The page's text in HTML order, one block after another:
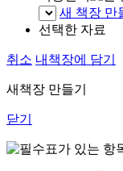
새 책장 만
선택한 자료
취소 내책장에 담기
새책장 만들기
닫기
표가 있는 항